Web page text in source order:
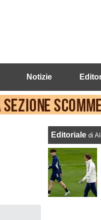
Notizie
Editorialedi